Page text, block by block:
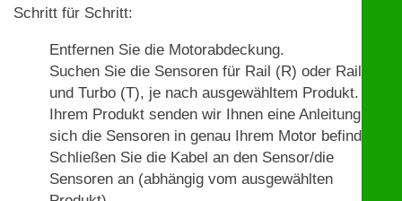
Schritt für Schritt:
Entfernen Sie die Motorabdeckung.
Suchen Sie die Sensoren für Rail (R) oder Rail (R)
und Turbo (T), je nach ausgewähltem Produkt. Mit
Ihrem Produkt senden wir Ihnen eine Anleitung, wo
sich die Sensoren in genau Ihrem Motor befinden.
Schließen Sie die Kabel an den Sensor/die
Sensoren an (abhängig vom ausgewählten